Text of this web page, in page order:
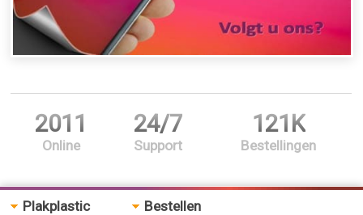
2011
Online
24/7
Support
121K
Bestellingen
Plakplastic Bestellen